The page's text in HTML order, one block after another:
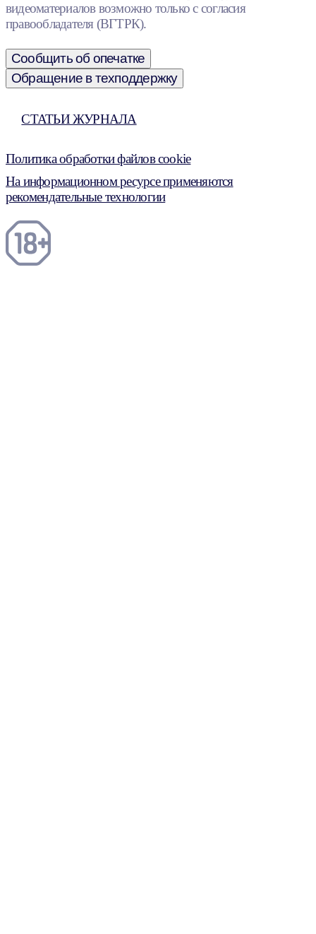
видеоматериалов возможно только с согласия
правообладателя (ВГТРК).
Сообщить об опечатке
Обращение в техподдержку
СТАТЬИ ЖУРНАЛА
Политика обработки файлов cookie
На информационном ресурсе применяются
рекомендательные технологии